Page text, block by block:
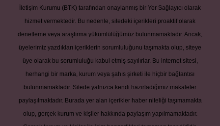
İletişim Kurumu (BTK) tarafından onaylanmış bir Yer Sağlayıcı olarak
hizmet vermektedir. Bu nedenle, sitedeki içerikleri proaktif olarak
denetleme veya araştırma yükümlülüğümüz bulunmamaktadır. Ancak,
üyelerimiz yazdıkları içeriklerin sorumluluğunu taşımakta olup, siteye
üye olarak bu sorumluluğu kabul etmiş sayılırlar. Bu internet sitesi,
herhangi bir marka, kurum veya şahıs şirketi ile hiçbir bağlantısı
bulunmamaktadır. Sitede yalnızca kendi hazırladığımız makaleler
paylaşılmaktadır. Burada yer alan içerikler haber niteliği taşımamakta
olup, gerçek kurum ve kişiler hakkında paylaşım yapılmamaktadır.